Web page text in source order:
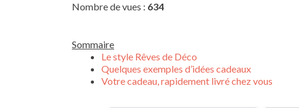
Nombre de vues : 634
Sommaire
Le style Rêves de Déco
Quelques exemples d’idées cadeaux
Votre cadeau, rapidement livré chez vous